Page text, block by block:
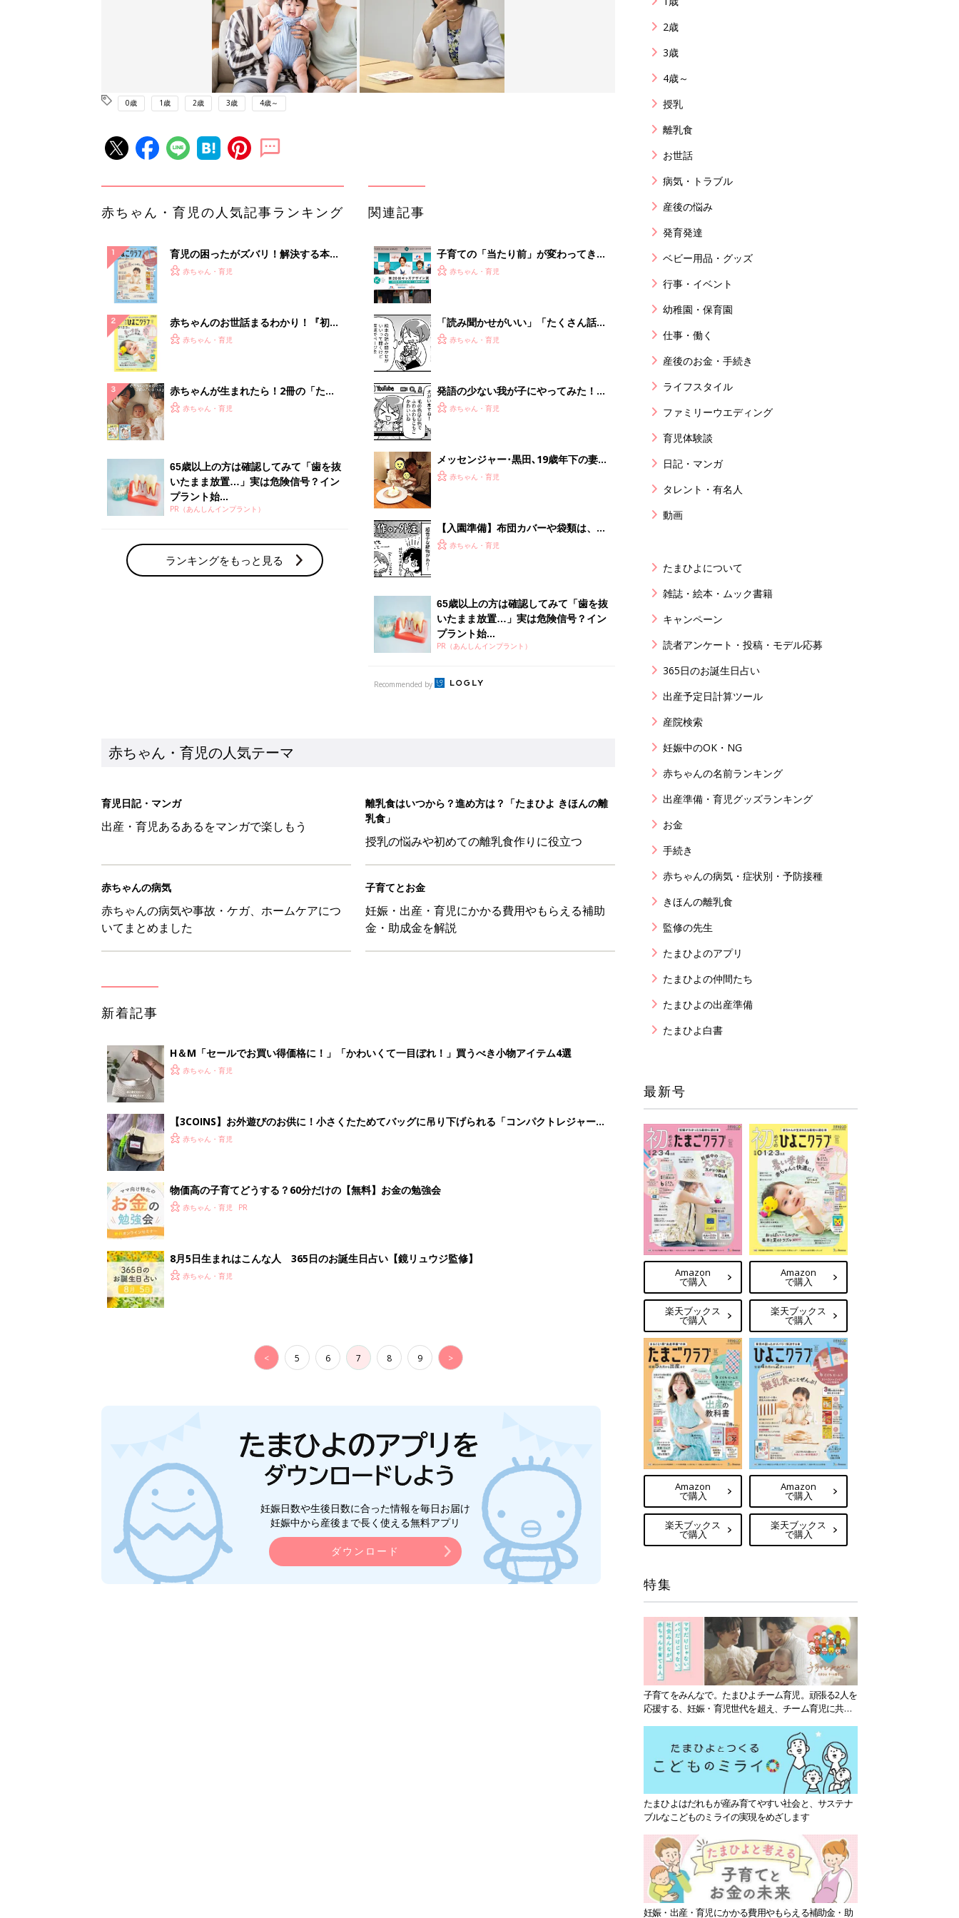
0歳 1歳 2歳 3歳 4歳～
赤ちゃん・育児の人気記事ランキング
育児の困ったがズバリ！解決する本
『ひよこクラブ 秋号』 4カ月～2才
赤ちゃん・育児
赤ちゃんのお世話まるわかり！『初め
てのひよこクラブ 夏号』〈巻頭大特
赤ちゃん・育児
赤ちゃんが生まれたら！2冊の「たま
ひよ」
赤ちゃん・育児
65歳以上の方は確認してみて「歯を抜
いたまま放置…」実は危険信号？イン
プラント始...
PR（あんしんインプラント）
ランキングをもっと見る
関連記事
子育ての「当たり前」が変わってき
た⁉ 20周年を迎えるキッズデザイン
赤ちゃん・育児
「読み聞かせがいい」「たくさん話し
かけて」というけど……子どもの発語
赤ちゃん・育児
発語の少ない我が子にやってみた！多
くの言葉を伝えられる「YouTuber」
赤ちゃん・育児
メッセンジャー･黒田､19歳年下の妻と
挑んだ50歳を過ぎてからの不妊治療｡
赤ちゃん・育児
【入園準備】布団カバーや袋類は、親
が愛を込めて手作りするべき？外注し
赤ちゃん・育児
65歳以上の方は確認してみて「歯を抜
いたまま放置…」実は危険信号？イン
プラント始...
PR（あんしんインプラント）
Recommended by
赤ちゃん・育児の人気テーマ
育児日記・マンガ
出産・育児あるあるをマンガで楽しもう
離乳食はいつから？進め方は？「たまひよ きほんの離
乳食」
授乳の悩みや初めての離乳食作りに役立つ
赤ちゃんの病気
赤ちゃんの病気や事故・ケガ、ホームケアにつ
いてまとめました
子育てとお金
妊娠・出産・育児にかかる費用やもらえる補助
金・助成金を解説
新着記事
H＆М「セールでお買い得価格に！」「かわいくて一目ぼれ！」買うべき小物アイテム4選
赤ちゃん・育児
【3COINS】お外遊びのお供に！小さくたためてバッグに吊り下げられる「コンパクトレジャーシ
ート」
赤ちゃん・育児
物価高の子育てどうする？60分だけの【無料】お金の勉強会
赤ちゃん・育児
8月5日生まれはこんな人 365日のお誕生日占い【鏡リュウジ監修】
赤ちゃん・育児
< 5 6 7 8 9 >
妊娠日数や生後日数に合った情報を毎日お届け
妊娠中から産後まで長く使える無料アプリ
ダウンロード
2歳
3歳
4歳～
授乳
離乳食
お世話
病気・トラブル
産後の悩み
発育発達
ベビー用品・グッズ
行事・イベント
幼稚園・保育園
仕事・働く
産後のお金・手続き
ライフスタイル
ファミリーウエディング
育児体験談
日記・マンガ
タレント・有名人
動画
たまひよについて
雑誌・絵本・ムック書籍
キャンペーン
読者アンケート・投稿・モデル応募
365日のお誕生日占い
出産予定日計算ツール
産院検索
妊娠中のOK・NG
赤ちゃんの名前ランキング
出産準備・育児グッズランキング
お金
手続き
赤ちゃんの病気・症状別・予防接種
きほんの離乳食
監修の先生
たまひよのアプリ
たまひよの仲間たち
たまひよの出産準備
たまひよ白書
最新号
Amazon
で購入
楽天ブックス
で購入
Amazon
で購入
楽天ブックス
で購入
Amazon
で購入
楽天ブックス
で購入
Amazon
で購入
楽天ブックス
で購入
特集
子育てをみんなで。たまひよチーム育児。頑張る2人を
応援する、妊娠・育児世代を超え、チーム育児に共感
たまひよはだれもが産み育てやすい社会と、サステナ
ブルなこどものミライの実現をめざします
妊娠・出産・育児にかかる費用やもらえる補助金・助